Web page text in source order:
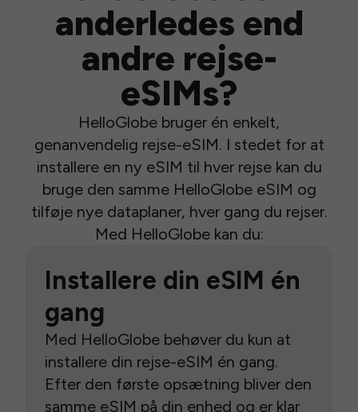
anderledes end
andre rejse-
eSIMs?
HelloGlobe bruger én enkelt,
genanvendelig rejse-eSIM. I stedet for at
installere en ny eSIM til hver rejse kan du
bruge den samme HelloGlobe eSIM og
tilføje nye dataplaner, hver gang du rejser.
Med HelloGlobe kan du:
Installere din eSIM én
gang
Med HelloGlobe behøver du kun at
installere din rejse-eSIM én gang.
Efter den første opsætning bliver den
samme eSIM på din enhed og er klar